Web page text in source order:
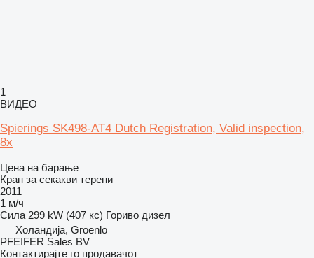
1
ВИДЕО
Spierings SK498-AT4 Dutch Registration, Valid inspection,
8x
Цена на барање
Кран за секакви терени
2011
1 м/ч
Сила 299 kW (407 кс) Гориво дизел
Холандија, Groenlo
PFEIFER Sales BV
Контактирајте го продавачот